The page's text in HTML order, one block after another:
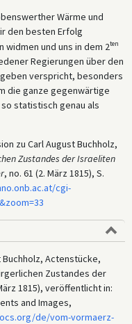
Wärme und
den besten Erfolg
widmen und uns in dem 2ten
Regierungen über den
verspricht, besonders
die ganze gegenwärtige
statistisch genau als
zu Carl August Buchholz,
Zustandes der Israeliten
, no. 61 (2. März 1815), S.
cgi-
Buchholz, Actenstücke,
Zustandes der
1815), veröffentlicht in:
and Images,
de/vom-vormaerz-